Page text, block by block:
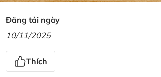
Đăng tải ngày
10/11/2025
Thích